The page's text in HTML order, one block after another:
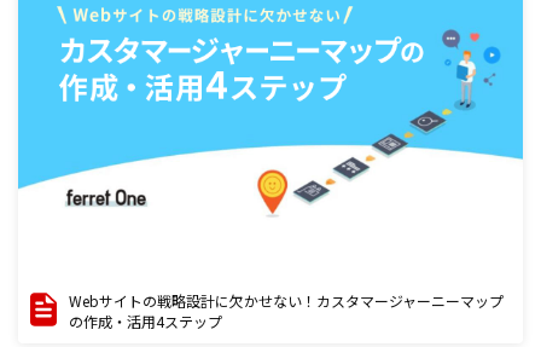
Webサイトの戦略設計に欠かせない！カスタマージャーニーマップ
の作成・活用4ステップ